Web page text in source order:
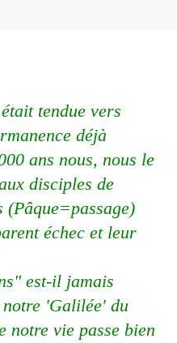
tendue vers
déjà
ans nous, nous le
disciples de
(Pâque=passage)
échec et leur
est-il jamais
'Galilée' du
notre vie passe bien